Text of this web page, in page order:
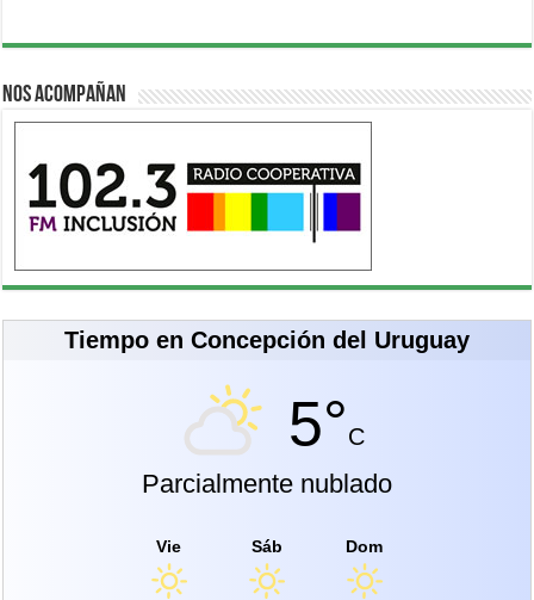
Nos acompañan
Tiempo en Concepción del Uruguay
5°C
Parcialmente nublado
Vie Sáb Dom